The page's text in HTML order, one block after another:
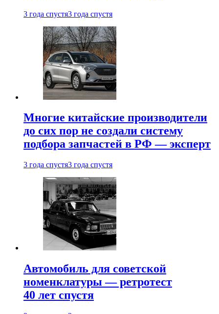
3 года спустя3 года спустя
Многие китайские производители
до сих пор не создали систему
подбора запчастей в РФ — эксперт
3 года спустя3 года спустя
Автомобиль для советской
номенклатуры — ретротест
40 лет спустя